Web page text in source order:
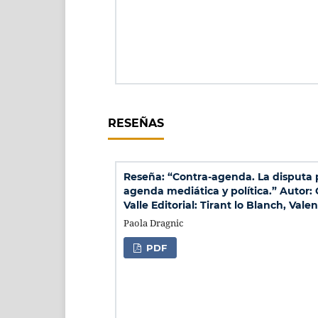
RESEÑAS
Reseña: “Contra-agenda. La disputa
agenda mediática y política.” Autor:
Valle Editorial: Tirant lo Blanch,
Paola Dragnic
PDF